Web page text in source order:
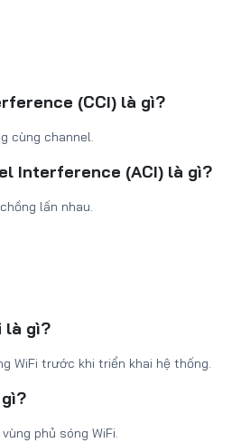
(CCI) là gì?
cùng channel.
Interference (ACI) là gì?
lấn nhau.
là gì?
WiFi trước khi triển khai hệ thống.
phủ sóng WiFi.